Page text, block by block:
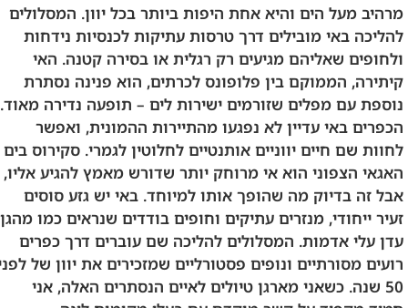
מרהיב מעל הים והיא אחת היפות ביותר בכל יוון. המסלולים
להליכה באי מובילים דרך טרסות עתיקות לכנסיות נידחות
ולחופים שאליהם מגיעים רק רגלית או בסירה קטנה. האי
קיתירה, הממוקם בין פלופונס לכרתים, הוא פנינה נסתרת
נוספת עם מפלים שזורמים ישירות לים – תופעה נדירה מאוד.
הכפרים באי עדיין לא נפגעו מהתיירות ההמונית, ואפשר
לחוות שם חיים יווניים אותנטיים לחלוטין לגמרי. סקירוס בים
האגאי הצפוני הוא אי מרוחק יותר שדורש מאמץ להגיע אליו,
אבל זה בדיוק מה שהופך אותו למיוחד. באי יש גזע סוסים
זעיר ייחודי, מנזרים עתיקים וחופים בודדים שנראים כמו מהגן
עדן עלי אדמות. המסלולים להליכה שם עוברים דרך כפרים
רועים מסורתיים ונופים פסטורליים שמזכירים את יוון של לפני
50 שנה. כשאני מארגן טיולים לאיים הנסתרים האלה, אני